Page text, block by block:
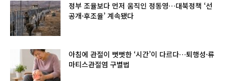
정부 조율보다 먼저 움직인 정동영…대북정책 ‘선
공개·후조율’ 계속됐다
아침에 관절이 뻣뻣한 ‘시간’이 다르다…퇴행성·류
마티스관절염 구별법